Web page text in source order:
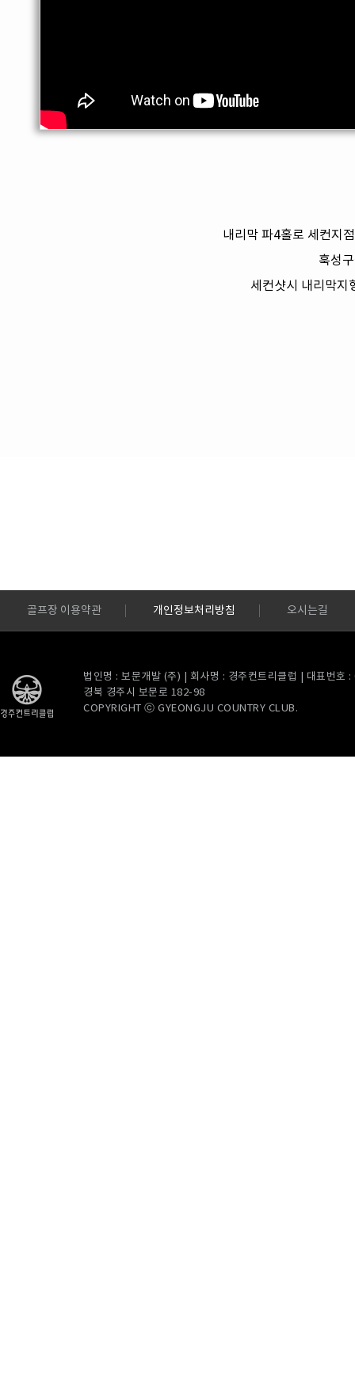
골프장 이용약관 개인정보처리방침 오시는길
법인명 : 보문개발 (주) | 회사명 : 경주컨트리클럽 | 대표번
경북 경주시 보문로 182-98
COPYRIGHT ⓒ GYEONGJU COUNTRY CLUB.